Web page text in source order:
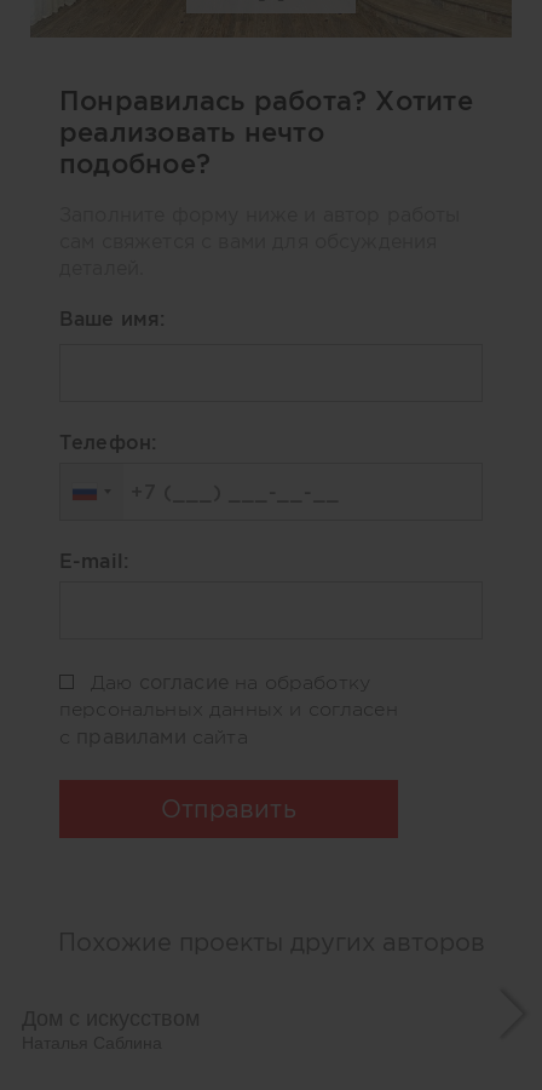
Понравилась работа? Хотите
реализовать нечто
подобное?
Ваше имя:
Телефон:
E-mail:
Даю
на обработку
персональных данных и согласен
с
сайта
Отправить